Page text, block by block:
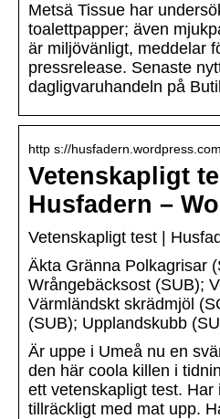
Metsä Tissue har
toalettpapper; även
är miljövänligt, meddelar
pressrelease. Senaste
dagligvaruhandeln på
http s://
Vetenskapligt
Husfadern –
Vetenskapligt test |
Äkta Gränna Polkagrisar
Wrångebäcksost (SUB);
Värmländskt skrädmjöl
(SUB); Upplandskubb
Är uppe i Umeå nu en
den här coola killen i
ett vetenskapligt test. Har
tillräckligt med mat upp.